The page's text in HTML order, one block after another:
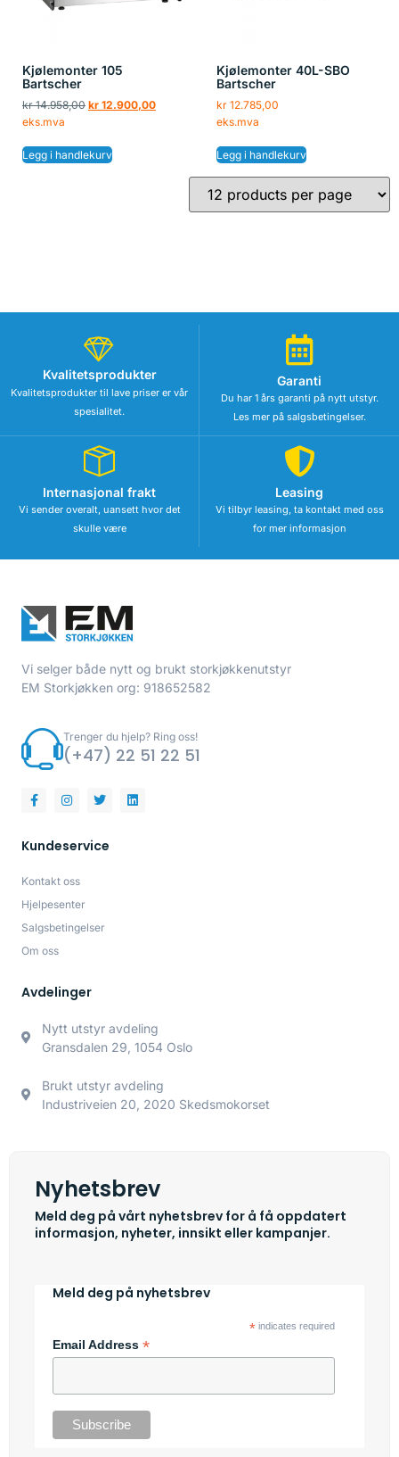
Kjølemonter 105
Bartscher
kr14.958,00 kr 12.900,00
eks.mva
Legg i handlekurv
Kjølemonter 40L-SBO
Bartscher
kr12.785,00
eks.mva
Legg i handlekurv
Kvalitetsprodukter
Kvalitetsprodukter til lave priser er vår
spesialitet.
Garanti
Du har 1 års garanti på nytt utstyr.
Les mer på salgsbetingelser.
Internasjonal frakt
Vi sender overalt, uansett hvor det
skulle være
Leasing
Vi tilbyr leasing, ta kontakt med oss
for mer informasjon
Vi selger både nytt og brukt storkjøkkenutstyr
EM Storkjøkken org: 918652582
Trenger du hjelp? Ring oss!
(+47) 22 51 22 51
Kundeservice
Kontakt oss
Hjelpesenter
Salgsbetingelser
Om oss
Avdelinger
Nytt utstyr avdeling
Gransdalen 29, 1054 Oslo
Brukt utstyr avdeling
Industriveien 20, 2020 Skedsmokorset
Nyhetsbrev
Meld deg på vårt nyhetsbrev for å få oppdatert
informasjon, nyheter, innsikt eller kampanjer.
Meld deg på nyhetsbrev
*indicates required
Email Address *